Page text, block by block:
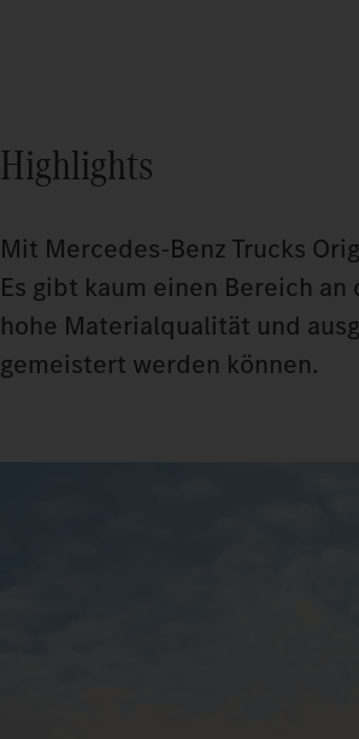
Highlights
Mit Mercedes-Benz Trucks
Es gibt kaum einen Bereich
hohe Materialqualität und
gemeistert werden können.